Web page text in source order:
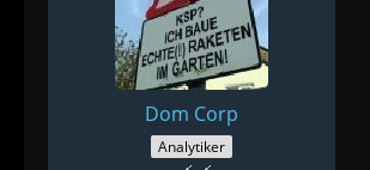
Dom Corp
Analytiker